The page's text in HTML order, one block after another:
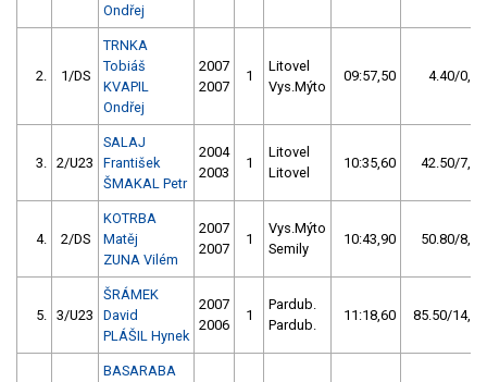
Ondřej
2. 1/DS
TRNKA
Tobiáš
KVAPIL
Ondřej
2007
2007
1
Litovel
Vys.Mýto
09:57,50 4.40/0,7
3. 2/U23
SALAJ
František
ŠMAKAL Petr
2004
2003
1
Litovel
Litovel
10:35,60 42.50/7,2
4. 2/DS
KOTRBA
Matěj
ZUNA Vilém
2007
2007
1
Vys.Mýto
Semily
10:43,90 50.80/8,6
5. 3/U23
ŠRÁMEK
David
PLÁŠIL Hynek
2007
2006
1
Pardub.
Pardub.
11:18,60 85.50/14,4
BASARABA